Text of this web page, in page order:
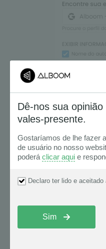
Edite o estilo, alterando
avaliações mais